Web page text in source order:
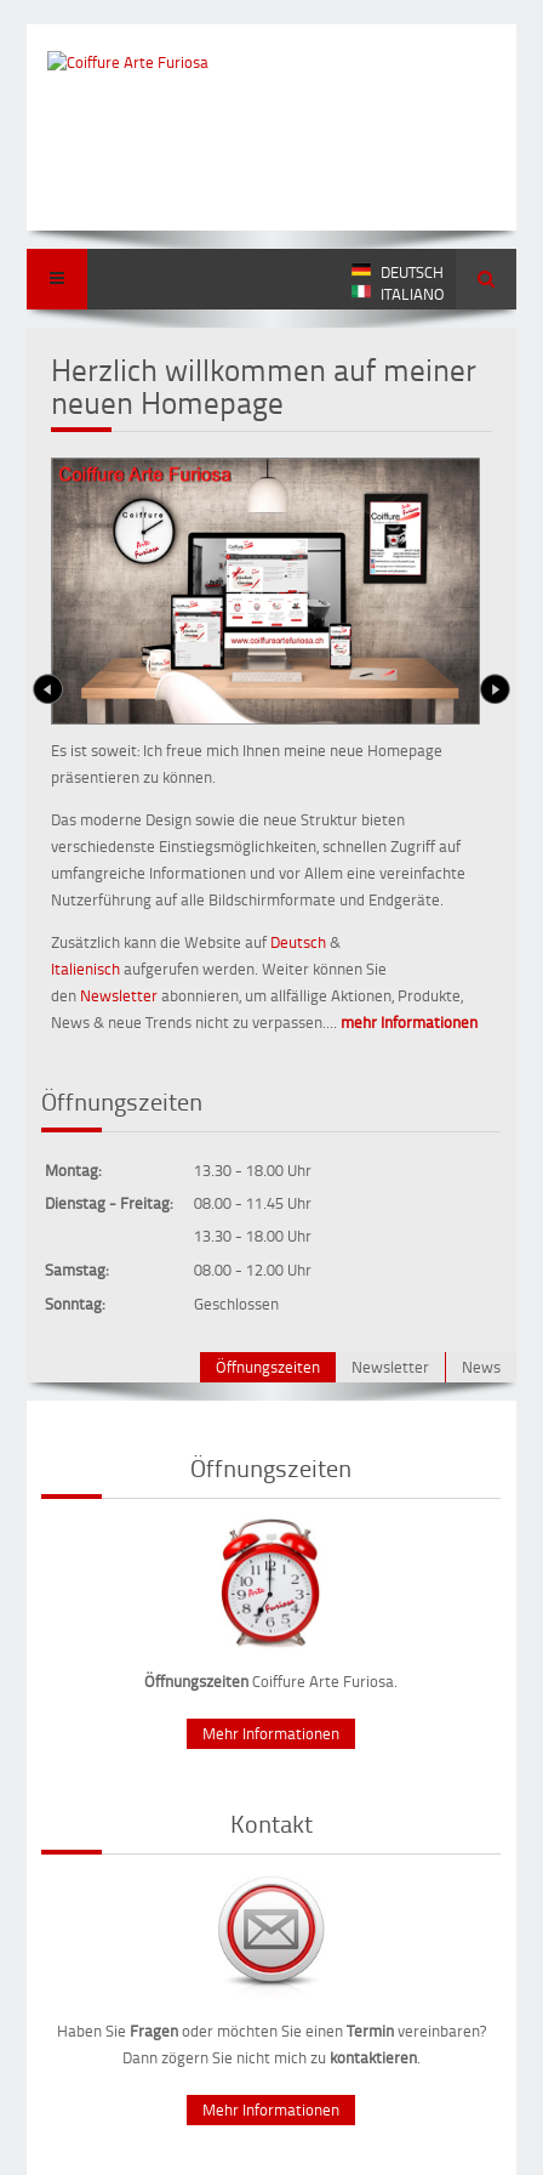
DEUTSCH
ITALIANO
Herzlich willkommen auf meiner
neuen Homepage
Es ist soweit: Ich freue mich Ihnen meine neue Homepage
präsentieren zu können.
Das moderne Design sowie die neue Struktur bieten
verschiedenste Einstiegsmöglichkeiten, schnellen Zugriff auf
umfangreiche Informationen und vor Allem eine vereinfachte
Nutzerführung auf alle Bildschirmformate und Endgeräte.
Zusätzlich kann die Website aufDeutsch&
Italienischaufgerufen werden. Weiter können Sie
den Newsletterabonnieren, um allfällige Aktionen, Produkte,
News & neue Trends nicht zu verpassen.... mehr Informationen
Öffnungszeiten Newsletter News
Öffnungszeiten
Montag:
13.30 - 18.00 Uhr
Dienstag - Freitag:
08.00 - 11.45 Uhr
13.30 - 18.00 Uhr
Samstag:
08.00 - 12.00 Uhr
Sonntag:
Geschlossen
Öffnungszeiten
ÖffnungszeitenCoiffure Arte Furiosa.
Mehr Informationen
Kontakt
Haben Sie Fragenoder möchten Sie einenTerminvereinbaren?
Dann zögern Sie nicht mich zu kontaktieren.
Mehr Informationen